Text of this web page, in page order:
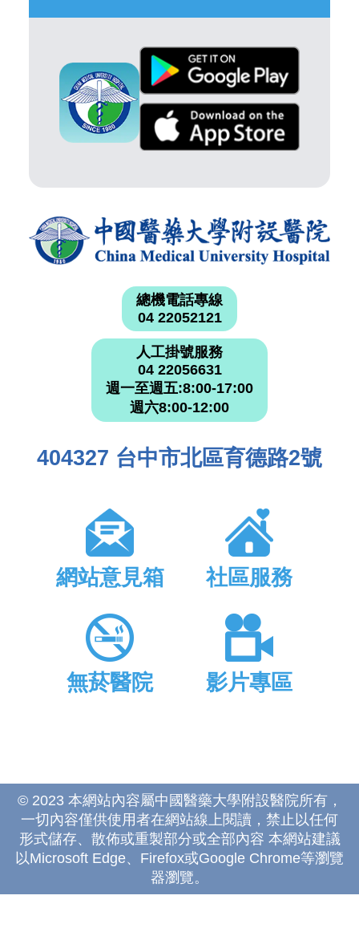
總機電話專線
04 22052121
人工掛號服務
04 22056631
週一至週五:8:00-17:00
週六8:00-12:00
404327 台中市北區育德路2號
網站意見箱 社區服務
無菸醫院 影片專區
© 2023 本網站內容屬中國醫藥大學附設醫院所有，
一切內容僅供使用者在網站線上閱讀，禁止以任何
形式儲存、散佈或重製部分或全部內容 本網站建議
以Microsoft Edge、Firefox或Google Chrome等瀏覽
器瀏覽。